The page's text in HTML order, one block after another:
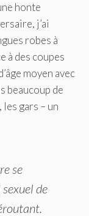
honte
j’ai
robes à
à des coupes
moyen avec
beaucoup de
gars – un
se
de